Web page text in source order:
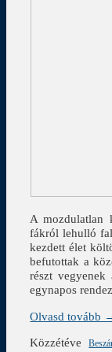
A mozdulatlan
fákról lehulló
kezdett élet
befutottak a
részt
egynapos
Olvasd tovább
Közzétéve